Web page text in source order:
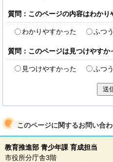
質問：このページの内容はわかり
わかりやすかった ふつう
質問：このページは見つけやすか
見つけやすかった ふつう
送
このページに関するお問い合
教育推進部 青少年課 育成担当
市役所分庁舎3階